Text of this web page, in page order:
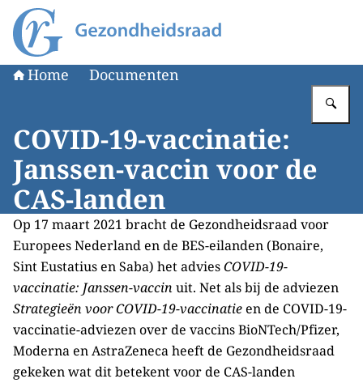
Naar de homepage van Gezondheidsraad
Home Documenten
COVID-19-vaccinatie:
Janssen-vaccin voor de
CAS-landen
Op 17 maart 2021 bracht de Gezondheidsraad voor
Europees Nederland en de BES-eilanden (Bonaire,
Sint Eustatius en Saba) het adviesCOVID-19-
vaccinatie: Janssen-vaccinuit. Net als bij de adviezen
Strategieën voor COVID-19-vaccinatieen de COVID-19-
vaccinatie-adviezen over de vaccins BioNTech/Pfizer,
Moderna en AstraZeneca heeft de Gezondheidsraad
gekeken wat dit betekent voor de CAS-landen